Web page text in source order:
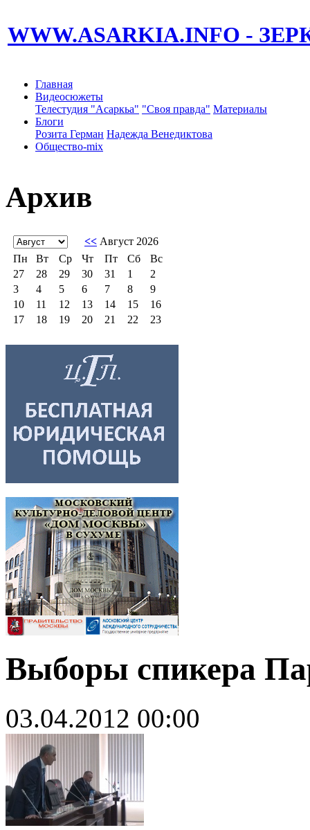
WWW.ASARKIA.INFO -
Главная
Видеосюжеты
Телестудия "Асаркьа" "Своя правда" Материалы
Блоги
Розита Герман Надежда Венедиктова
Общество-mix
Архив
Выборы спикера
03.04.2012 00:00